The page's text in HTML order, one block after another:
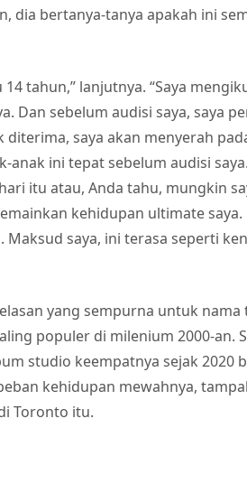
dia bertanya-tanya apakah ini
tahun,” lanjutnya. “Saya
Dan sebelum audisi saya, saya
saya akan menyerah
ini tepat sebelum audisi
itu atau, Anda tahu, mungkin
kehidupan ultimate saya.
saya, ini terasa seperti
yang sempurna untuk
populer di milenium 2000-an.
studio keempatnya sejak 2020
kehidupan mewahnya,
Toronto itu.